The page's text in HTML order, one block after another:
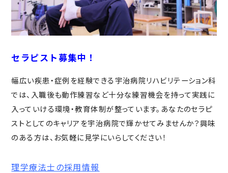
セラピスト募集中！
幅広い疾患・症例を経験できる宇治病院リハビリテーション科
では、入職後も動作練習など十分な練習機会を持って実践に
入っていける環境・教育体制が整っています。あなたのセラピ
ストとしてのキャリアを宇治病院で輝かせてみませんか？興味
のある方は、お気軽に見学にいらしてください！
理学療法士の採用情報